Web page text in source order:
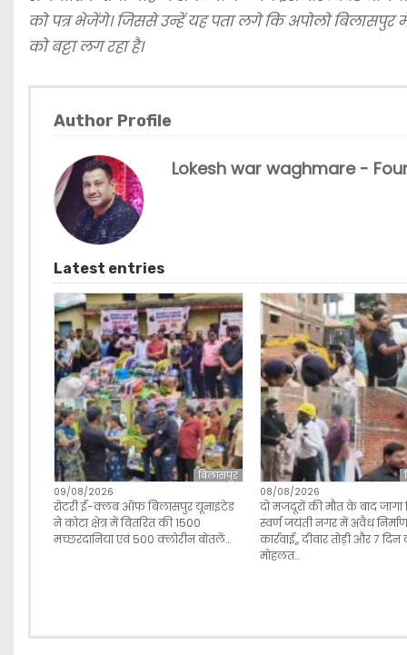
को पत्र भेजेंगे। जिससे उन्हें यह पता लगे कि अपोलो बिलासपुर
को बट्टा लग रहा है।
Author Profile
Lokesh war waghmare -
Latest entries
बिलासपुर
09/08/2026
रोटरी ई-क्लब ऑफ बिलासपुर यूनाइटेड
ने कोटा क्षेत्र में वितरित की 1500
मच्छरदानियां एवं 500 क्लोरीन बोतलें…
08/08/2026
दो मजदूरों की मौत के बाद जागा
स्वर्ण जयंती नगर में अवैध
कार्रवाई,, दीवार तोड़ी और 7 दिन
मोहलत…